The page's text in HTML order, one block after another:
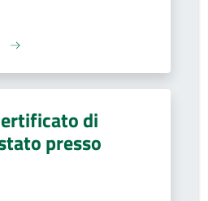
di
presso